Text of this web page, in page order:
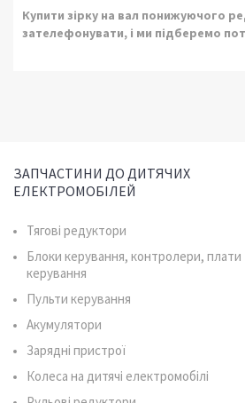
Купити зірку на вал понижуючого
зателефонувати, і ми підберемо
ЗАПЧАСТИНИ ДО ДИТЯЧИХ
ЕЛЕКТРОМОБІЛЕЙ
Тягові редуктори
Блоки керування, контролери, плати
керування
Пульти керування
Акумулятори
Зарядні пристрої
Колеса на дитячі електромобілі